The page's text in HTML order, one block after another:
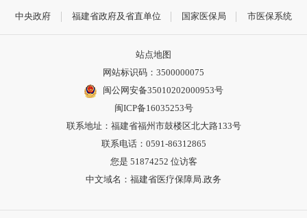
中央政府 福建省政府及省直单位 国家医保局 市医保系统
站点地图
网站标识码：3500000075
闽公网安备35010202000953号
闽ICP备16035253号
联系地址：福建省福州市鼓楼区北大路133号
联系电话：0591-86312865
您是 51874252 位访客
中文域名：福建省医疗保障局.政务